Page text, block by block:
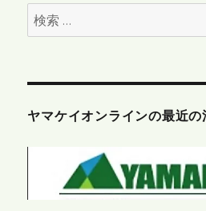
検
索:
ヤマケイオンラインの最近